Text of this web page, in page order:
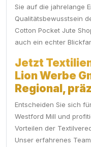
Sie auf die jahrelange
Qualitätsbewusstsein
Cotton Pocket Jute
auch ein echter
Jetzt
Lion Werbe
Regional,
Entscheiden Sie sich
Westford Mill und
Vorteilen der
Unser erfahrenes